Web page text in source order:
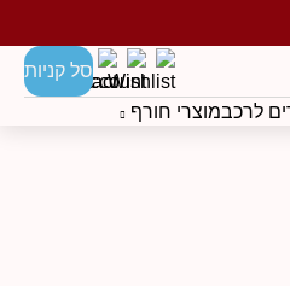
סל קניות
לרכבמוצרי חורף